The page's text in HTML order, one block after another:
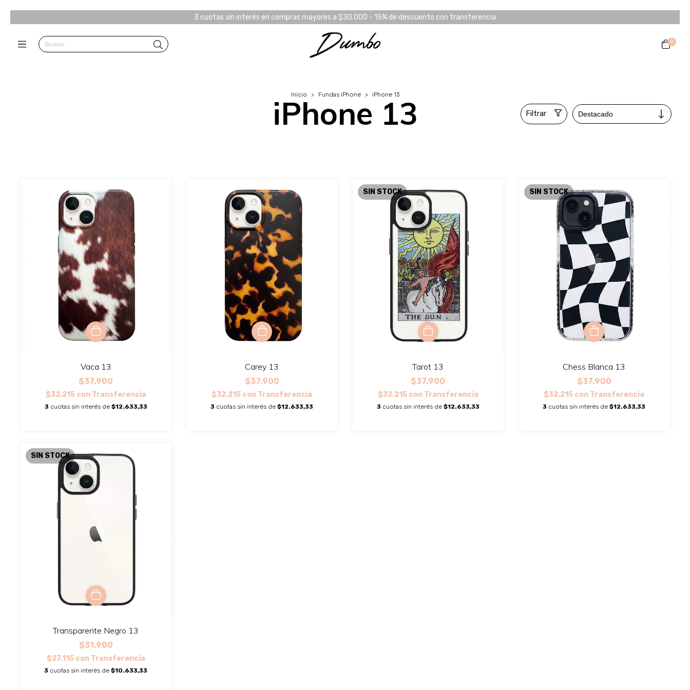
3 cuotas sin interés en compras mayores a $30.000 - 15% de descuento con transferencia
0
Inicio > Fundas iPhone > iPhone 13
iPhone 13 Filtrar
Vaca 13
$37.900
$32.215 con Transferencia
3 cuotas sin interés de $12.633,33
Carey 13
$37.900
$32.215 con Transferencia
3 cuotas sin interés de$12.633,33
SIN STOCK
Tarot 13
$37.900
$32.215 con Transferencia
3 cuotas sin interés de $12.633,33
SIN STOCK
Chess Blanca 13
$37.900
$32.215 con Transferencia
3 cuotas sin interés de$12.633,33
SIN STOCK
Transparente Negro 13
$31.900
$27.115 con Transferencia
3 cuotas sin interés de$10.633,33